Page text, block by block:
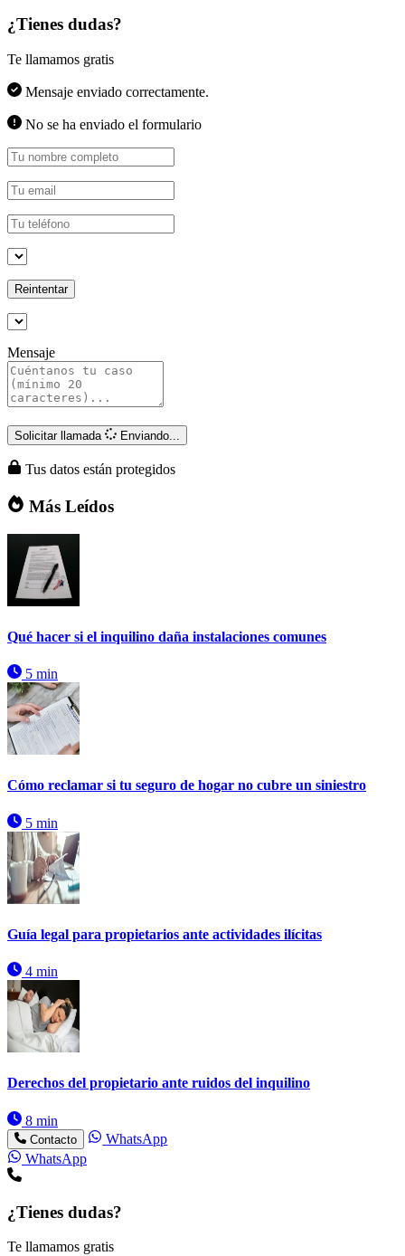
¿Tienes dudas?
Te llamamos gratis
Mensaje enviado correctamente.
No se ha enviado el formulario
Reintentar
Mensaje
Solicitar llamada Enviando...
Tus datos están protegidos
Más Leídos
Qué hacer si el inquilino daña instalaciones comunes
5 min
Cómo reclamar si tu seguro de hogar no cubre un siniestro
5 min
Guía legal para propietarios ante actividades ilícitas
4 min
Derechos del propietario ante ruidos del inquilino
8 min
Contacto
WhatsApp
WhatsApp
¿Tienes dudas?
Te llamamos gratis